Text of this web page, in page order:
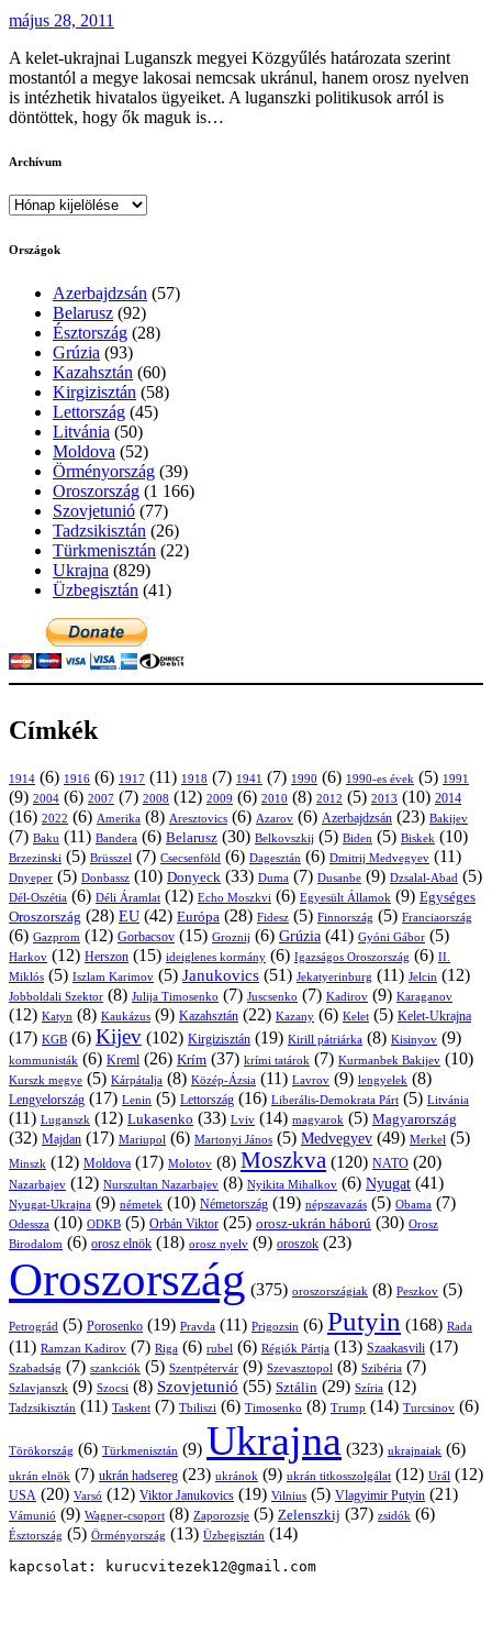
május 28, 2011
A kelet-ukrajnai Luganszk megyei Közgyűlés határozata szerint
mostantól a megye lakosai nemcsak ukránul, hanem orosz nyelven
is intézhetik hivatalos ügyeiket. A luganszki politikusok arról is
döntöttek, hogy ők maguk is…
Archívum
Archívum
Országok
Azerbajdzsán (57)
Belarusz (92)
Észtország (28)
Grúzia (93)
Kazahsztán (60)
Kirgizisztán (58)
Lettország (45)
Litvánia (50)
Moldova (52)
Örményország (39)
Oroszország (1 166)
Szovjetunió (77)
Tadzsikisztán (26)
Türkmenisztán (22)
Ukrajna (829)
Üzbegisztán (41)
Címkék
1914 (6) 1916 (6) 1917 (11) 1918 (7) 1941 (7) 1990 (6) 1990-es évek (5) 1991
(9) 2004 (6) 2007 (7) 2008 (12) 2009 (6) 2010 (8) 2012 (5) 2013 (10) 2014
(16) 2022 (6) Amerika (8) Aresztovics (6) Azarov (6) Azerbajdzsán (23) Bakijev
(7) Baku (11) Bandera (6) Belarusz (30) Belkovszkij (5) Biden (5) Biskek (10)
Brzezinski (5) Brüsszel (7) Csecsenföld (6) Dagesztán (6) Dmitrij Medvegyev (11)
Dnyeper (5) Donbassz (10) Donyeck (33) Duma (7) Dusanbe (9) Dzsalal-Abad (5)
Dél-Oszétia (6) Déli Áramlat (12) Echo Moszkvi (6) Egyesült Államok (9) Egységes
Oroszország (28) EU (42) Európa (28) Fidesz (5) Finnország (5) Franciaország
(6) Gazprom (12) Gorbacsov (15) Groznij (6) Grúzia (41) Gyóni Gábor (5)
Harkov (12) Herszon (15) ideiglenes kormány (6) Igazságos Oroszország (6) II.
Miklós (5) Iszlam Karimov (5) Janukovics (51) Jekatyerinburg (11) Jelcin (12)
Jobboldali Szektor (8) Julija Timosenko (7) Juscsenko (7) Kadirov (9) Karaganov
(12) Katyn (8) Kaukázus (9) Kazahsztán (22) Kazany (6) Kelet (5) Kelet-Ukrajna
(17) KGB (6) Kijev (102) Kirgizisztán (19) Kirill pátriárka (8) Kisinyov (9)
kommunisták (6) Kreml (26) Krím (37) krími tatárok (7) Kurmanbek Bakijev (10)
Kurszk megye (5) Kárpátalja (8) Közép-Ázsia (11) Lavrov (9) lengyelek (8)
Lengyelország (17) Lenin (5) Lettország (16) Liberális-Demokrata Párt (5) Litvánia
(11) Luganszk (12) Lukasenko (33) Lviv (14) magyarok (5) Magyarország
(32) Majdan (17) Mariupol (6) Martonyi János (5) Medvegyev (49) Merkel (5)
Minszk (12) Moldova (17) Molotov (8) Moszkva (120) NATO (20)
Nazarbajev (12) Nurszultan Nazarbajev (8) Nyikita Mihalkov (6) Nyugat (41)
Nyugat-Ukrajna (9) németek (10) Németország (19) népszavazás (5) Obama (7)
Odessza (10) ODKB (5) Orbán Viktor (25) orosz-ukrán háború (30) Orosz
Birodalom (6) orosz elnök (18) orosz nyelv (9) oroszok (23)
Oroszország (375) oroszországiak (8) Peszkov (5)
Petrográd (5) Porosenko (19) Pravda (11) Prigozsin (6) Putyin (168) Rada
(11) Ramzan Kadirov (7) Riga (6) rubel (6) Régiók Pártja (13) Szaakasvili (17)
Szabadság (7) szankciók (5) Szentpétervár (9) Szevasztopol (8) Szibéria (7)
Szlavjanszk (9) Szocsi (8) Szovjetunió (55) Sztálin (29) Szíria (12)
Tadzsikisztán (11) Taskent (7) Tbiliszi (6) Timosenko (8) Trump (14) Turcsinov (6)
Törökország (6) Türkmenisztán (9) Ukrajna (323) ukrajnaiak (6)
ukrán elnök (7) ukrán hadsereg (23) ukránok (9) ukrán titkosszolgálat (12) Urál (12)
USA (20) Varsó (12) Viktor Janukovics (19) Vilnius (5) Vlagyimir Putyin (21)
Vámunió (9) Wagner-csoport (8) Zaporozsje (5) Zelenszkij (37) zsidók (6)
Észtország (5) Örményország (13) Üzbegisztán (14)
kapcsolat: kurucvitezek12@gmail.com